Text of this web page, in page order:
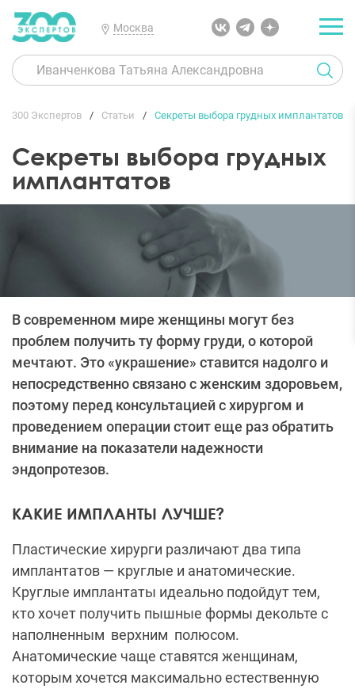
Москва
300 Экспертов Статьи Секреты выбора грудных имплантатов
Секреты выбора грудных
имплантатов
В современном мире женщины могут без
проблем получить ту форму груди, о которой
мечтают. Это «украшение» ставится надолго и
непосредственно связано с женским здоровьем,
поэтому перед консультацией с хирургом и
проведением операции стоит еще раз обратить
внимание на показатели надежности
эндопротезов.
КАКИЕ ИМПЛАНТЫ ЛУЧШЕ?
Пластические хирурги различают два типа
имплантатов — круглые и анатомические.
Круглые имплантаты идеально подойдут тем,
кто хочет получить пышные формы декольте с
наполненным верхним полюсом.
Анатомические чаще ставятся женщинам,
которым хочется максимально естественную